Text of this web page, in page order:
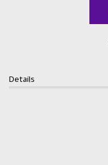
Details